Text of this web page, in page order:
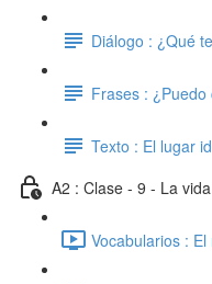
Diálogo : ¿Qué
Frases :
Texto : El lugar
A2 : Clase - 9 - La
Vocabularios :